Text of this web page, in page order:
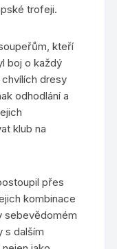
trofeji.
kteří
boj o každý
dresy
odhodlání a
klub na
přes
kombinace
sebevědomém
s dalším